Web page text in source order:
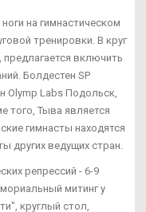
на гимнастическом
тренировки. В круг
включить
Болдестен SP
Olymp Labs Подольск,
того, Тыва является
гимнасты находятся
других ведущих стран.
репрессий - 6-9
митинг у
круглый стол,